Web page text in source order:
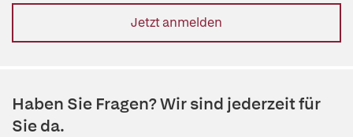
Jetzt anmelden
Haben Sie Fragen? Wir sind jederzeit für
Sie da.